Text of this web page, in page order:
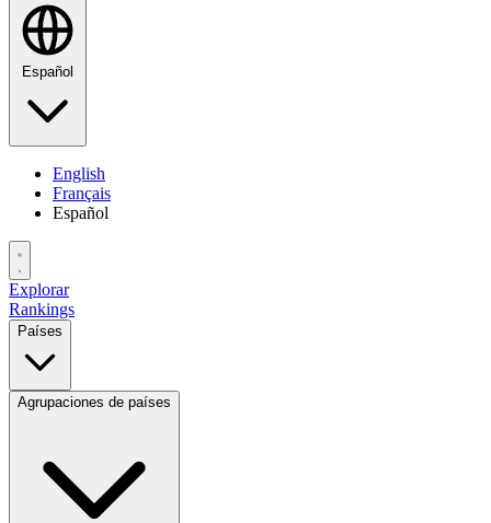
Español
English
Français
Español
Explorar
Rankings
Países
Agrupaciones de países